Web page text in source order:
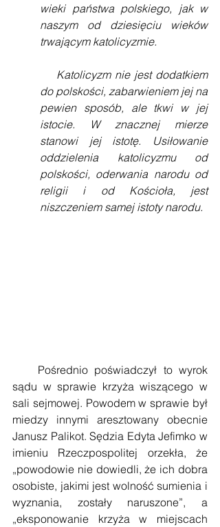
wieki państwa polskiego, jak w
naszym od dziesięciu wieków
trwającym katolicyzmie.
Katolicyzm nie jest dodatkiem
do polskości, zabarwieniem jej na
pewien sposób, ale tkwi w jej
istocie. W znacznej mierze
stanowi jej istotę. Usiłowanie
oddzielenia katolicyzmu od
polskości, oderwania narodu od
religii i od Kościoła, jest
niszczeniem samej istoty narodu.
Pośrednio poświadczył to wyrok
sądu w sprawie krzyża wiszącego w
sali sejmowej. Powodem w sprawie był
miedzy innymi aresztowany obecnie
Janusz Palikot. Sędzia Edyta Jefimko w
imieniu Rzeczpospolitej orzekła, że
„powodowie nie dowiedli, że ich dobra
osobiste, jakimi jest wolność sumienia i
wyznania, zostały naruszone”, a
„eksponowanie krzyża w miejscach